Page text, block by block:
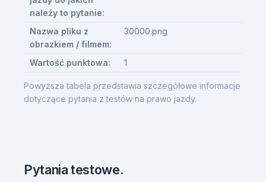
Powyższa tabela przedstawia szczegółowe informacje
dotyczące pytania z testów na prawo jazdy.
należy to pytanie:
Nazwa pliku z
obrazkiem / filmem:
30000.png
Wartość punktowa: 1
Pytania testowe.